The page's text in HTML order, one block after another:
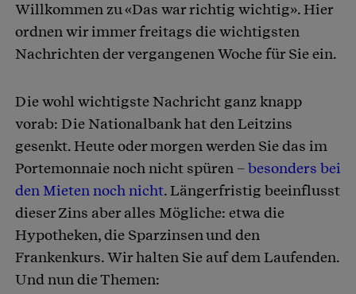
Willkommen zu «Das war richtig wichtig». Hier
ordnen wir immer freitags die wichtigsten
Nachrichten der vergangenen Woche für Sie ein.
Die wohl wichtigste Nachricht ganz knapp
vorab: Die Nationalbank hat den Leitzins
gesenkt. Heute oder morgen werden Sie das im
Portemonnaie noch nicht spüren –besonders bei
den Mieten noch nicht. Längerfristig beeinflusst
dieser Zins aber alles Mögliche: etwa die
Hypotheken, die Sparzinsen und den
Frankenkurs. Wir halten Sie auf dem Laufenden.
Und nun die Themen: